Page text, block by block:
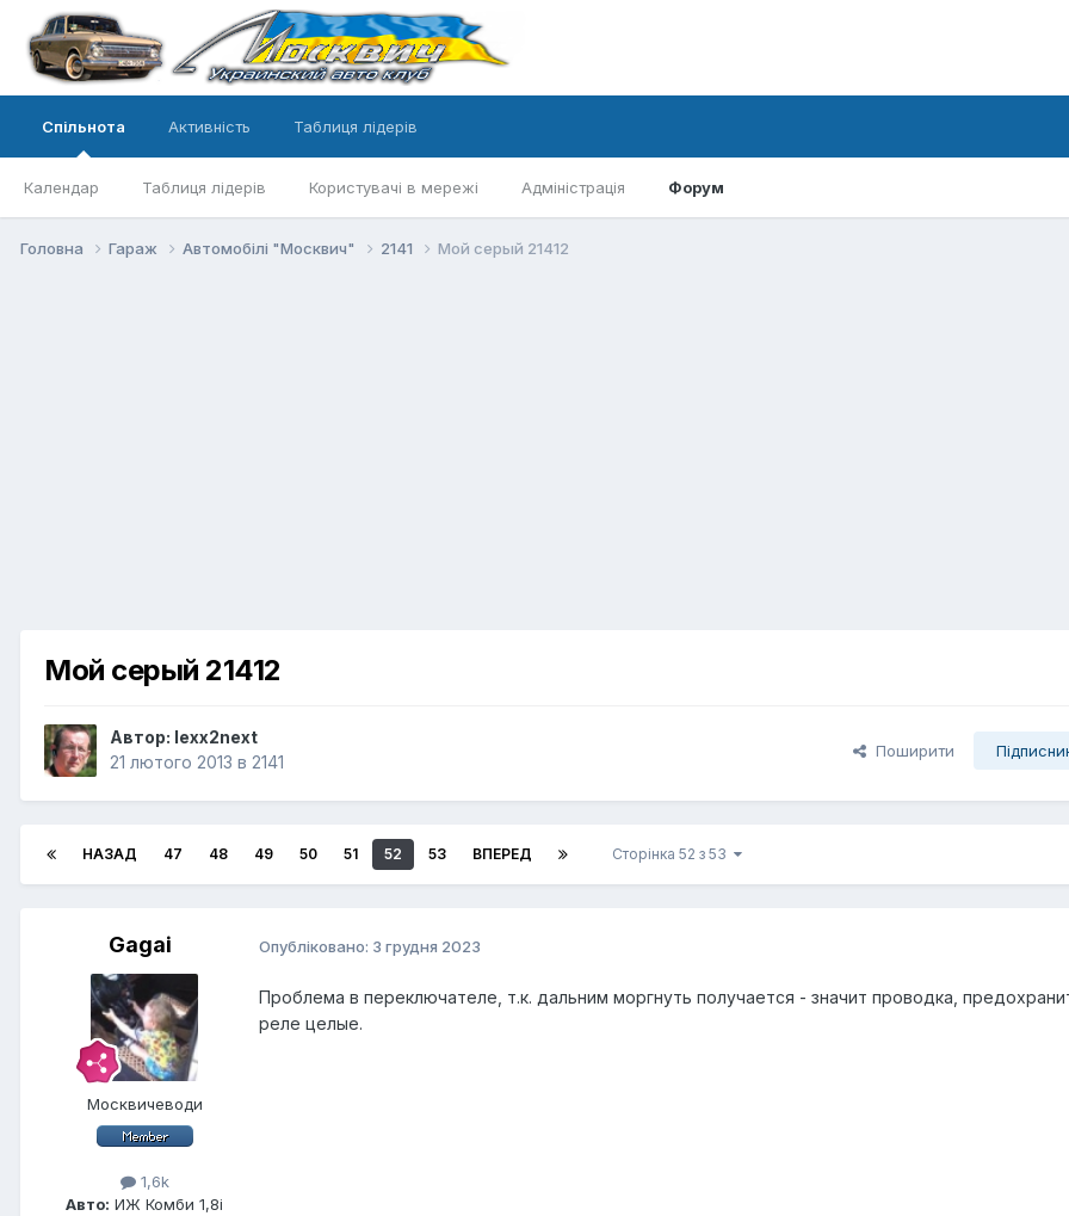
Спільнота
Календар Таблиця лідерів Користувачі в мережі Адміністрація Форум
Активність Таблиця лідерів
Головна Гараж Автомобілі "Москвич" 2141 Мой серый 21412
Мой серый 21412
Автор: lexx2next
21 лютого 2013 в 2141
Поширити
НАЗАД 47 48 49 50 51 52 53 ВПЕРЕД Сторінка 52 з 53
Gagai
Москвичеводи
1,6k
Авто: ИЖ Комби 1,8i
Опубліковано: 3 грудня 2023
Проблема в переключателе, т.к. дальним моргнуть получается - значит проводка,
реле целые.